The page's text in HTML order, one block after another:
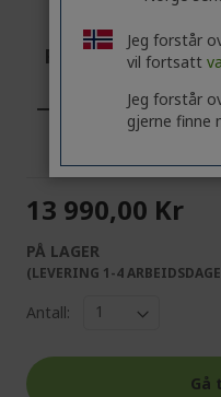
Profesjonell?
KONTAKT OSS |
13 990,00 Kr
PÅ LAGER
(LEVERING 1-4
Antall:
Gå
Jeg forstår
vil fortsatt
Jeg forstår
gjerne finne